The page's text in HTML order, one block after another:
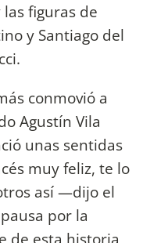
figuras de
y Santiago del
conmovió a
Agustín Vila
unas sentidas
muy feliz, te lo
así —dijo el
por la
de esta historia,